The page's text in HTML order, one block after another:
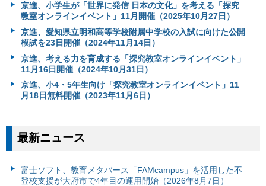
京進、小学生が「世界に発信 日本の文化」を考える「探究
教室オンラインイベント」11月開催（2025年10月27日）
京進、愛知県立明和高等学校附属中学校の入試に向けた公開
模試を23日開催（2024年11月14日）
京進、考える力を育成する「探究教室オンラインイベント」
11月16日開催（2024年10月31日）
京進、小4・5年生向け「探究教室オンラインイベント」11
月18日無料開催（2023年11月6日）
最新ニュース
富⼠ソフト、教育メタバース「FAMcampus」を活用した不
登校支援が大府市で4年目の運用開始（2026年8月7日）